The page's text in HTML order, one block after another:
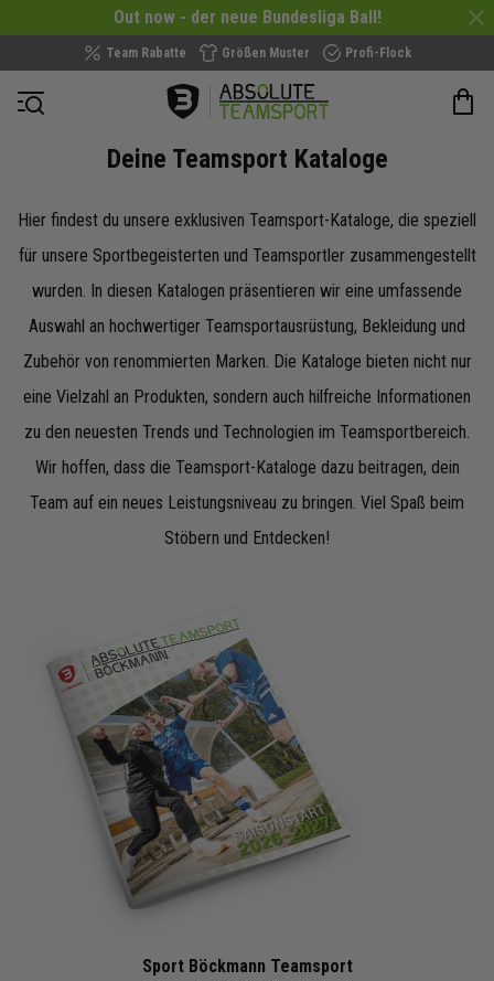
Out now - der neue Bundesliga Ball!
Team Rabatte Größen Muster Profi-Flock
Navigation öffnen
Deine Teamsport Kataloge
Hier findest du unsere exklusiven Teamsport-Kataloge, die speziell
für unsere Sportbegeisterten und Teamsportler zusammengestellt
wurden. In diesen Katalogen präsentieren wir eine umfassende
Auswahl an hochwertiger Teamsportausrüstung, Bekleidung und
Zubehör von renommierten Marken. Die Kataloge bieten nicht nur
eine Vielzahl an Produkten, sondern auch hilfreiche Informationen
zu den neuesten Trends und Technologien im Teamsportbereich.
Wir hoffen, dass die Teamsport-Kataloge dazu beitragen, dein
Team auf ein neues Leistungsniveau zu bringen. Viel Spaß beim
Stöbern und Entdecken!
Sport Böckmann Teamsport